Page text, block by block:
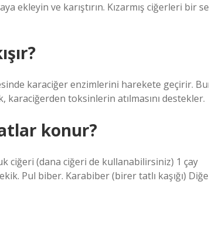
ekleyin ve karıştırın. Kızarmış ciğerleri bir
karaciğer enzimlerini harekete geçirir.
toksinlerin atılmasını destekler.
konur?
ciğeri (dana ciğeri de kullanabilirsiniz) 1 çay
Pul biber. Karabiber (birer tatlı kaşığı)